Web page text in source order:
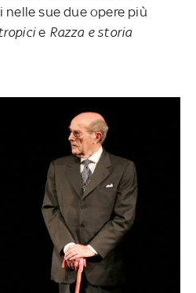
nelle sue due opere più
e Razza e storia